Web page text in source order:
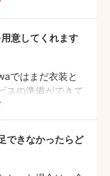
友人と一緒に撮影
意してくれます
ではまだ衣装と
スの準備ができて
自身にご用意をお
できなかったらど